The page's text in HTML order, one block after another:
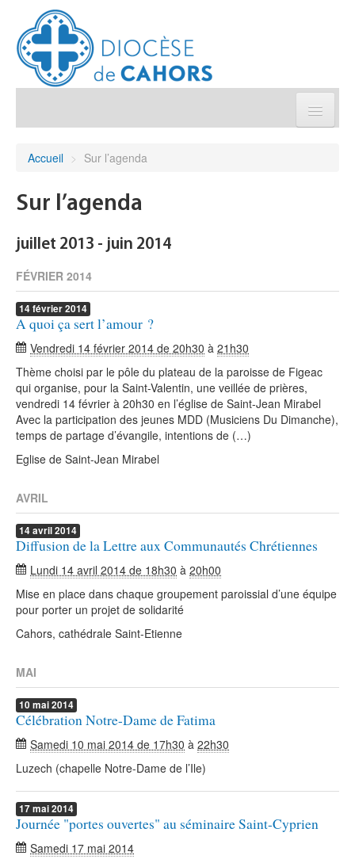
Agenda diocésain
Je donne
Annuaire/Contact
Accueil > Sur l’agenda
Sur l’agenda
juillet 2013 - juin 2014
FÉVRIER 2014
14février2014
A quoi ça sert l’amour ?
Vendredi 14 février 2014 de 20h30 à 21h30
Thème choisi par le pôle du plateau de la paroisse de Figeac
qui organise, pour la Saint-Valentin, une veillée de prières,
vendredi 14 février à 20h30 en l’église de Saint-Jean Mirabel
Avec la participation des jeunes MDD (Musiciens Du Dimanche),
temps de partage d’évangile, intentions de (…)
Eglise de Saint-Jean Mirabel
AVRIL
14avril2014
Diffusion de la Lettre aux Communautés Chrétiennes
Lundi 14 avril 2014 de 18h30 à 20h00
Mise en place dans chaque groupement paroissial d’une équipe
pour porter un projet de solidarité
Cahors, cathédrale Saint-Etienne
MAI
10 mai2014
Célébration Notre-Dame de Fatima
Samedi 10 mai 2014 de 17h30 à 22h30
Luzech (chapelle Notre-Dame de l’Ile)
17mai2014
Journée "portes ouvertes" au séminaire Saint-Cyprien
Samedi 17 mai 2014